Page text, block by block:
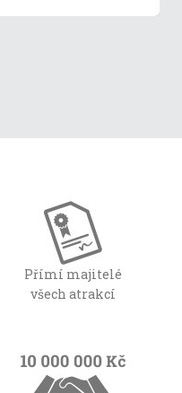
Přímí majitelé
všech atrakcí